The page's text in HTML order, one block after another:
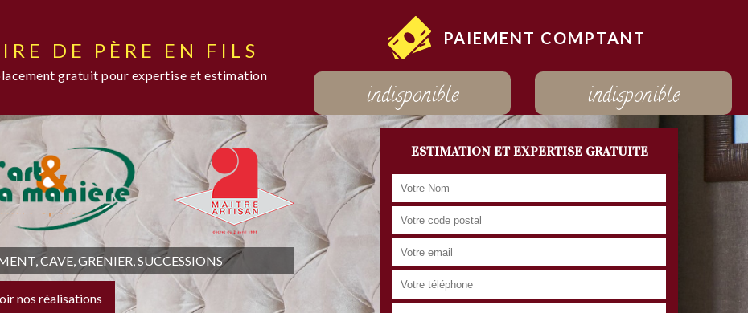
DE PÈRE EN FILS
gratuit pour expertise et estimation
PAIEMENT COMPTANT
indisponible indisponible
CAVE, GRENIER, SUCCESSIONS
nos réalisations
ESTIMATION ET EXPERTISE GRATUITE